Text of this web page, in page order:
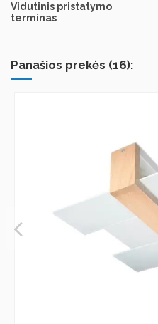
Vidutinis pristatymo
terminas
Panašios prekės (16):